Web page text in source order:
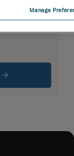
Manage